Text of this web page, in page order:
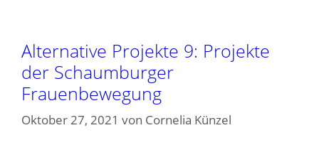
Alternative Projekte 9: Projekte
der Schaumburger
Frauenbewegung
Oktober 27, 2021 von Cornelia Künzel